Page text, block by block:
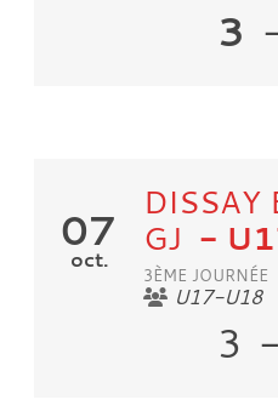
3
07
oct.
DISSAY
GJ -
3ÈME JOURNÉE
U17-U18
3 -